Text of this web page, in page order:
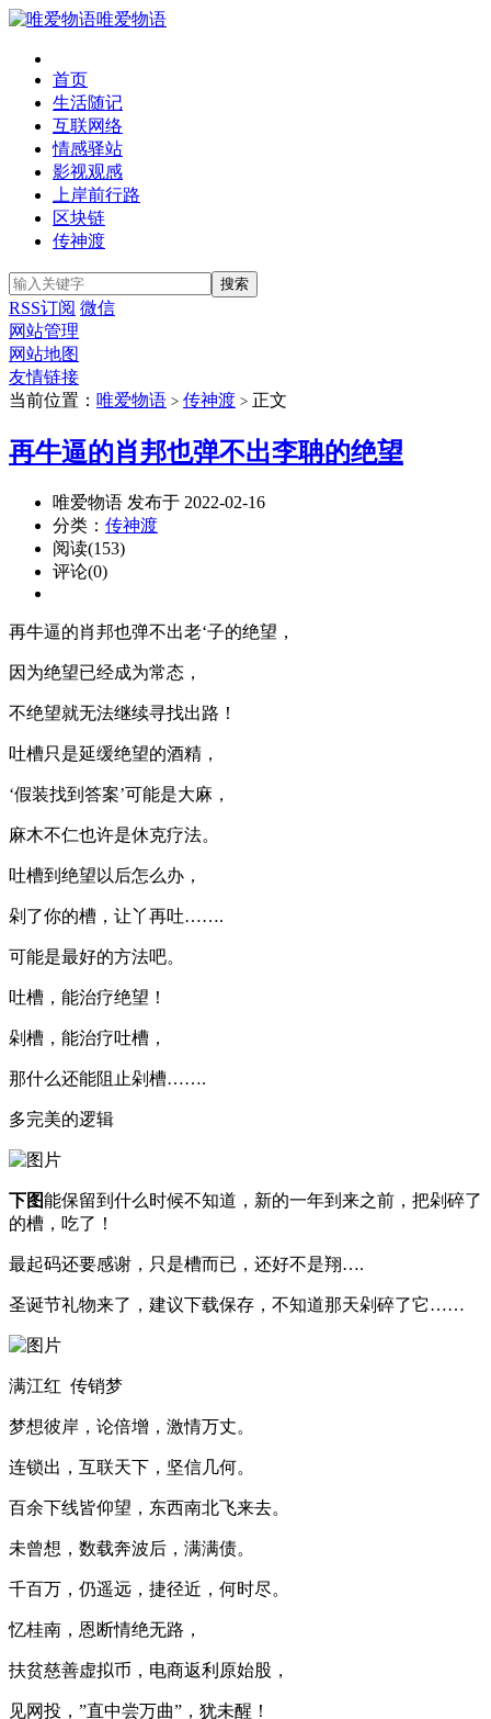
唯爱物语
首页
生活随记
互联网络
情感驿站
影视观感
上岸前行路
区块链
传神渡
RSS订阅 微信
网站管理
网站地图
友情链接
当前位置： 唯爱物语 > 传神渡 > 正文
再牛逼的肖邦也弹不出李聃的绝望
唯爱物语 发布于 2022-02-16
分类： 传神渡
阅读(153)
评论(0)
再牛逼的肖邦也弹不出老‘子的绝望，
因为绝望已经成为常态，
不绝望就无法继续寻找出路！
吐槽只是延缓绝望的酒精，
‘假装找到答案’可能是大麻，
麻木不仁也许是休克疗法。
吐槽到绝望以后怎么办，
剁了你的槽，让丫再吐…….
可能是最好的方法吧。
吐槽，能治疗绝望！
剁槽，能治疗吐槽，
那什么还能阻止剁槽…….
多完美的逻辑
下图能保留到什么时候不知道，新的一年到来之前，把剁碎了
的槽，吃了！
最起码还要感谢，只是槽而已，还好不是翔….
圣诞节礼物来了，建议下载保存，不知道那天剁碎了它……
满江红 传销梦
梦想彼岸，论倍增，激情万丈。
连锁出，互联天下，坚信几何。
百余下线皆仰望，东西南北飞来去。
未曾想，数载奔波后，满满债。
千百万，仍遥远，捷径近，何时尽。
忆桂南，恩断情绝无路，
扶贫慈善虚拟币，电商返利原始股，
见网投，”直中尝万曲”，犹未醒！